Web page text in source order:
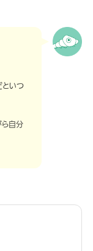
部屋の明かりが、幼
あります。その結
）」に切り替わらな
陽気で発育が進ん
羽化を後押しして
といつ
自分